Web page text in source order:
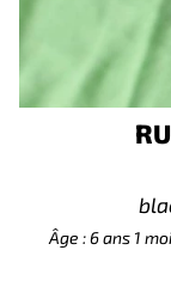
Âge : 6 ans 1